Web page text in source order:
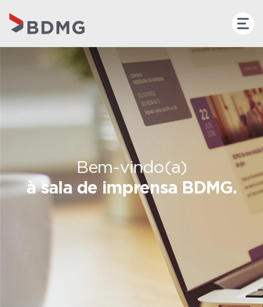
Bem-vindo(a)
à sala de imprensa BDMG.